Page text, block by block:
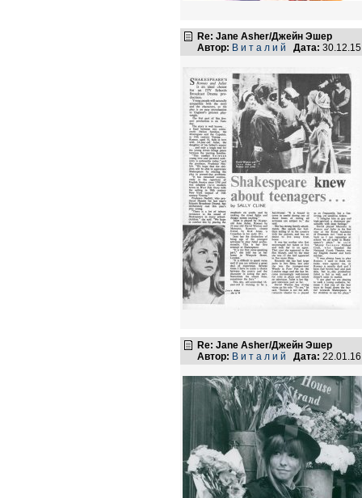
Re: Jane Asher/Джейн Эшер
Автор: В и т а л и й Дата:
Re: Jane Asher/Джейн Эшер
Автор: В и т а л и й Дата: